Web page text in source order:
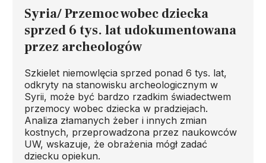
Syria/ Przemoc wobec dziecka
sprzed 6 tys. lat udokumentowana
przez archeologów
Szkielet niemowlęcia sprzed ponad 6 tys. lat,
odkryty na stanowisku archeologicznym w
Syrii, może być bardzo rzadkim świadectwem
przemocy wobec dziecka w pradziejach.
Analiza złamanych żeber i innych zmian
kostnych, przeprowadzona przez naukowców
UW, wskazuje, że obrażenia mógł zadać
dziecku opiekun.